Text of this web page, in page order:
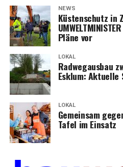
NEWS
Küs­ten­schutz in
Plä­ne vor
LOKAL
Rad­weg­aus­bau
Esklum:
LOKAL
Gemein­sam
Tafel im Einsatz